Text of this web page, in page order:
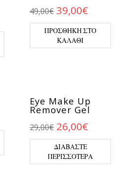
was: 49,00€.
τιμή είναι:
49,00€ Original price
39,00€Η
ΠΡΟΣΘΉΚΗ ΣΤΟ
ΚΑΛΆΘΙ
was: 35,00€.
τιμή είναι:
Eye Make Up
Remover Gel
29,00€ Original price
26,00€Η
ΔΙΑΒΆΣΤΕ
ΠΕΡΙΣΣΌΤΕΡΑ